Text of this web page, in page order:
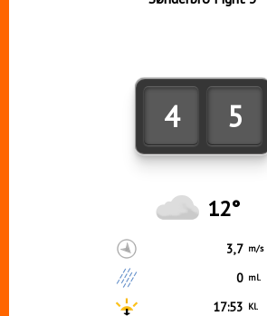
4 5
12°
3,7 m/s
0 ml.
17:53 Kl.